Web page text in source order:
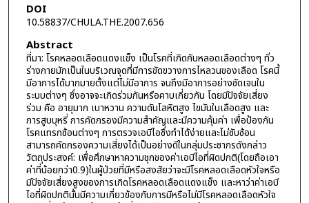
DOI
10.58837/CHULA.THE.2007.656
Abstract
ที่มา: โรคหลอดเลือดแดงแข็ง เป็นโรคที่เกิดกับหลอดเลือดต่างๆ ทั่ว
ร่างกายมักเป็นในบริเวณจุดที่มีการขัดขวางการไหลวนของเลือด โรคนี้
มีอาการได้มากมายตั้งแต่ไม่มีอาการ จนถึงมีอาการอย่างชัดเจนใน
ระบบต่างๆ ซึ่งอาจจะเกิดร่วมกันหรือคาบเกี่ยวกัน โดยมีปัจจัยเสี่ยง
ร่วม คือ อายุมาก เบาหวาน ความดันโลหิตสูง ไขมันในเลือดสูง และ
การสูบบุหรี่ การคัดกรองมีความสำคัญและมีความคุ้มค่า เพื่อป้องกัน
โรคแทรกซ้อนต่างๆ การตรวจเอบีไอซึ่งทำได้ง่ายและไม่ซับซ้อน
สามารถคัดกรองความเสี่ยงได้เป็นอย่างดีในกลุ่มประชากรดังกล่าว
วัตถุประสงค์: เพื่อศึกษาหาความชุกของค่าเอบีไอที่ผิดปกติ(โดยถือเอา
ค่าที่น้อยกว่า0.9)ในผู้ป่วยที่มีหรือสงสัยว่าจะมีโรคหลอดเลือดหัวใจหรือ
มีปัจจัยเสี่ยงสูงของการเกิดโรคหลอดเลือดแดงแข็ง และหาว่าค่าเอบี
ไอที่ผิดปกตินั้นมีความเกี่ยวข้องกับการมีหรือไม่มีโรคหลอดเลือดหัวใจ